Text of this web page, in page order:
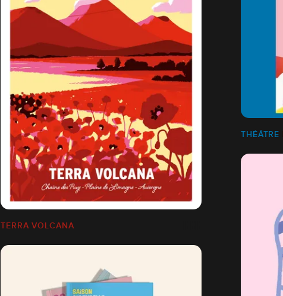
TERRA VOLCANA